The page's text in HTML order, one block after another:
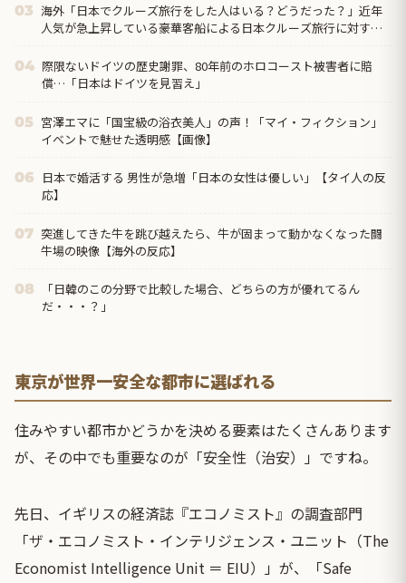
03 海外「日本でクルーズ旅行をした人はいる？どうだった？」近年
人気が急上昇している豪華客船による日本クルーズ旅行に対する
04 際限ないドイツの歴史謝罪、80年前のホロコースト被害者に賠
償…「日本はドイツを見習え」
05 宮澤エマに「国宝級の浴衣美人」の声！「マイ・フィクション」
イベントで魅せた透明感【画像】
06
日本で婚活する 男性が急増「日本の女性は優しい」【タイ人の反
応】
07 突進してきた牛を跳び越えたら、牛が固まって動かなくなった闘
牛場の映像【海外の反応】
08
「日韓のこの分野で比較した場合、どちらの方が優れてるん
だ・・・？」
東京が世界一安全な都市に選ばれる
住みやすい都市かどうかを決める要素はたくさんあります
が、その中でも重要なのが「安全性（治安）」ですね。
先日、イギリスの経済誌『エコノミスト』の調査部門
「ザ・エコノミスト・インテリジェンス・ユニット（The
Economist Intelligence Unit ＝ EIU）」が、「Safe